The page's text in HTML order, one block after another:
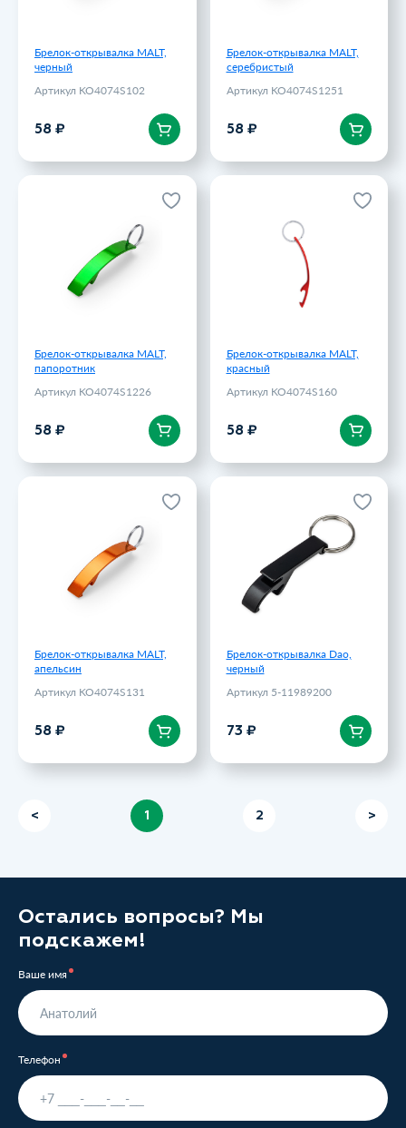
Брелок-открывалка MALT,
черный
Артикул KO4074S102
58 ₽
Брелок-открывалка MALT,
серебристый
Артикул KO4074S1251
58 ₽
Брелок-открывалка MALT,
папоротник
Артикул KO4074S1226
58 ₽
Брелок-открывалка MALT,
папоротник
Артикул KO4074S1226
Брелок-открывалка MALT,
красный
Артикул KO4074S160
58 ₽
Брелок-открывалка MALT,
красный
Артикул KO4074S160
Брелок-открывалка MALT,
апельсин
Артикул KO4074S131
58 ₽
Брелок-открывалка MALT,
апельсин
Артикул KO4074S131
Брелок-открывалка Dao,
черный
Артикул 5-11989200
73 ₽
Брелок-открывалка Dao,
черный
Артикул 5-11989200
< 1 2 >
Остались вопросы? Мы
подскажем!
Ваше имя
Телефон